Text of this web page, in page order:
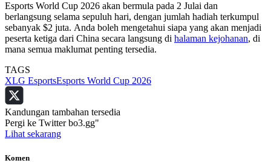
Esports World Cup 2026 akan bermula pada 2 Julai dan
berlangsung selama sepuluh hari, dengan jumlah hadiah terkumpul
sebanyak $2 juta. Anda boleh mengetahui siapa yang akan menjadi
peserta ketiga dari China secara langsung di halaman kejohanan, di
mana semua maklumat penting tersedia.
TAGS
XLG EsportsEsports World Cup 2026
Kandungan tambahan tersedia
Pergi ke Twitter bo3.gg"
Lihat sekarang
Komen